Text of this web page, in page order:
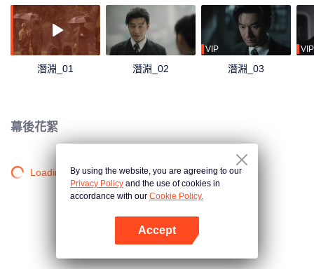
這關鍵時刻，執行計劃的地下黨員“清霜”卻不知所蹤。梁朔在日偽特務的重重陷
阱下重新找回記憶，原來他就是“清霜”。梁朔堅持自己的紅色信仰，以身涉險，
重回76號尋找解救同胞們的機會。他獲悉一份塵封了十餘年的日諜名單也將在
大會上被啟用，為完成“潛淵”計劃，他必須奪取名單。梁朔發動身邊所有愛國力
量，粉碎了日方陰謀，解救了千餘名難民。
潛淵_01 潛淵_02
VIP
潛淵_03
VIP
幕後花絮
Loading…By using the website, you are agreeing to our
Privacy Policy and the use of cookies in
accordance with our Cookie Policy.
Accept